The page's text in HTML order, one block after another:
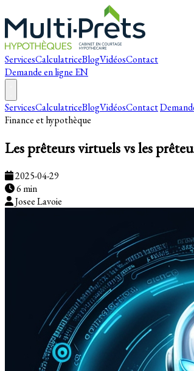
ServicesCalculatriceBlogVidéosContact
Demande en ligne EN
ServicesCalculatriceBlogVidéosContact
Finance et hypothèque
Les prêteurs virtuels vs les
2025-04-29
6 min
Josee Lavoie